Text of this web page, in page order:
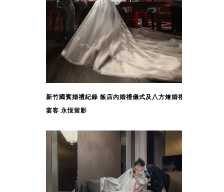
新竹國賓婚禮紀錄 飯店內婚禮儀式及八方燴婚禮
宴客 永恆留影